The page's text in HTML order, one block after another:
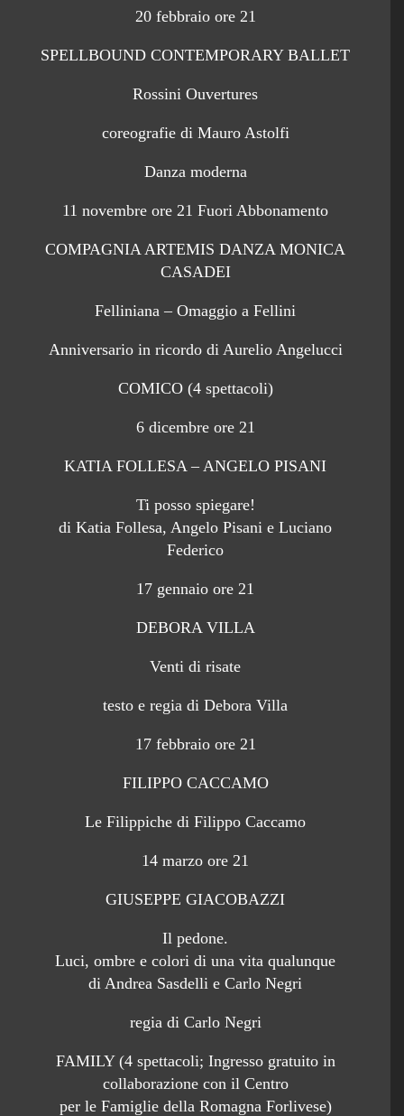
20 febbraio ore 21
SPELLBOUND CONTEMPORARY BALLET
Rossini Ouvertures
coreografie di Mauro Astolfi
Danza moderna
11 novembre ore 21 Fuori Abbonamento
COMPAGNIA ARTEMIS DANZA MONICA
CASADEI
Felliniana – Omaggio a Fellini
Anniversario in ricordo di Aurelio Angelucci
COMICO (4 spettacoli)
6 dicembre ore 21
KATIA FOLLESA – ANGELO PISANI
Ti posso spiegare!
di Katia Follesa, Angelo Pisani e Luciano
Federico
17 gennaio ore 21
DEBORA VILLA
Venti di risate
testo e regia di Debora Villa
17 febbraio ore 21
FILIPPO CACCAMO
Le Filippiche di Filippo Caccamo
14 marzo ore 21
GIUSEPPE GIACOBAZZI
Il pedone.
Luci, ombre e colori di una vita qualunque
di Andrea Sasdelli e Carlo Negri
regia di Carlo Negri
FAMILY (4 spettacoli; Ingresso gratuito in
collaborazione con il Centro
per le Famiglie della Romagna Forlivese)